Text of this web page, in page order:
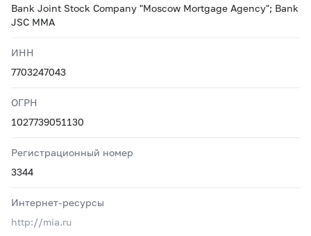
Bank Joint Stock Company "Moscow Mortgage Agency"; Bank
JSC MMA
ИНН
7703247043
ОГРН
1027739051130
Регистрационный номер
3344
Интернет-ресурсы
http://mia.ru